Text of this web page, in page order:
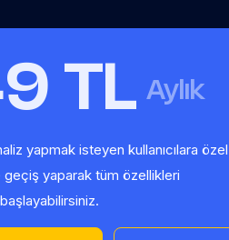
TL Aylık
yapmak isteyen kullanıcılara özel
geçiş yaparak tüm özellikleri